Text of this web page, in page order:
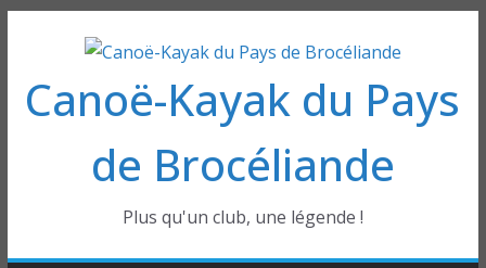
contenu
Canoë-Kayak du Pays
de Brocéliande
Plus qu'un club, une légende !